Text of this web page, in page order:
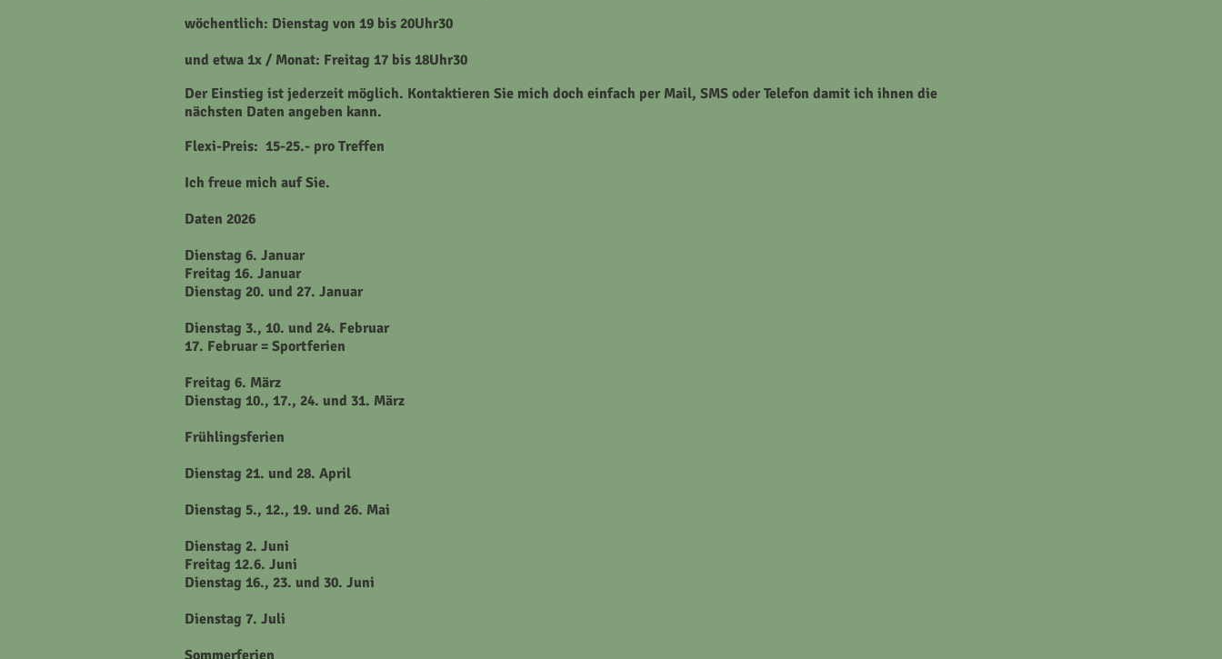
wöchentlich: Dienstag von 19 bis 20Uhr30
und etwa 1x / Monat: Freitag 17 bis 18Uhr30
Der Einstieg ist jederzeit möglich. Kontaktieren Sie mich doch einfach per Mail, SMS oder Telefon damit ich ihnen die
nächsten Daten angeben kann.
Flexi-Preis: 15-25.- pro Treffen
Ich freue mich auf Sie.
Daten 2026
Dienstag 6. Januar
Freitag 16. Januar
Dienstag 20. und 27. Januar
Dienstag 3., 10. und 24. Februar
17. Februar = Sportferien
Freitag 6. März
Dienstag 10., 17., 24. und 31. März
Frühlingsferien
Dienstag 21. und 28. April
Dienstag 5., 12., 19. und 26. Mai
Dienstag 2. Juni
Freitag 12.6. Juni
Dienstag 16., 23. und 30. Juni
Dienstag 7. Juli
Sommerferien